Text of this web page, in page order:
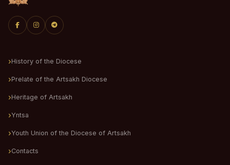
History of the Diocese
Prelate of the Artsakh Diocese
Heritage of Artsakh
Yntsa
Youth Union of the Diocese of Artsakh
Contacts